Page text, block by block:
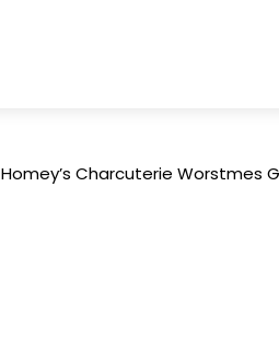
Homey’s Charcuterie Worstmes